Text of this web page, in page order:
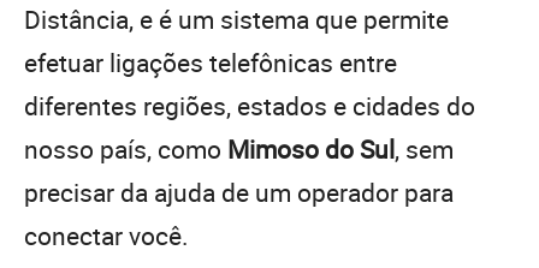
Distância, e é um sistema que permite
efetuar ligações telefônicas entre
diferentes regiões, estados e cidades do
nosso país, como Mimoso do Sul, sem
precisar da ajuda de um operador para
conectar você.